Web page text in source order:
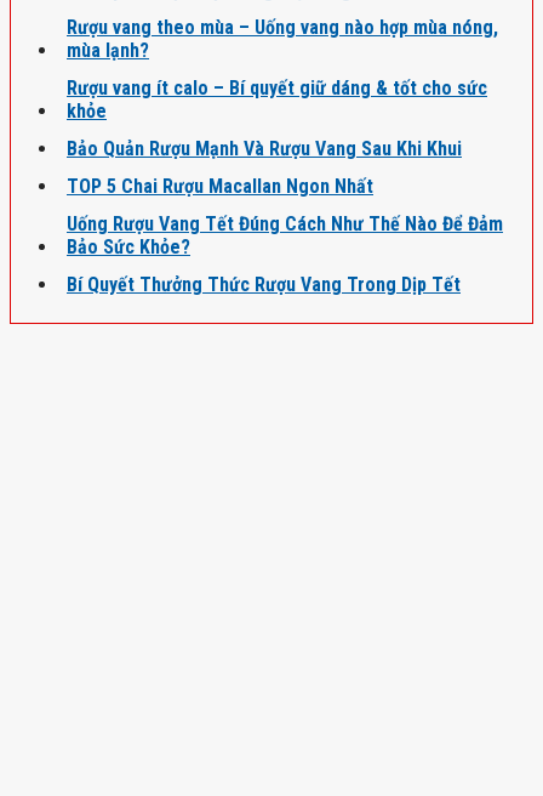
Rượu vang theo mùa – Uống vang nào hợp mùa nóng,
mùa lạnh?
Rượu vang ít calo – Bí quyết giữ dáng & tốt cho sức
khỏe
Bảo Quản Rượu Mạnh Và Rượu Vang Sau Khi Khui
TOP 5 Chai Rượu Macallan Ngon Nhất
Uống Rượu Vang Tết Đúng Cách Như Thế Nào Để Đảm
Bảo Sức Khỏe?
Bí Quyết Thưởng Thức Rượu Vang Trong Dịp Tết